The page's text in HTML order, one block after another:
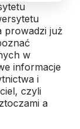
prowadzi już
w
informacje
i
czyli
a